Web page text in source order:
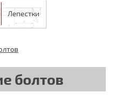
Лепестки
болтов